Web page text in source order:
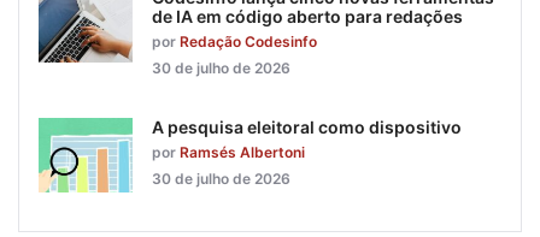
de IA em código aberto para redações
por Redação Codesinfo
30 de julho de 2026
A pesquisa eleitoral como dispositivo
por Ramsés Albertoni
30 de julho de 2026